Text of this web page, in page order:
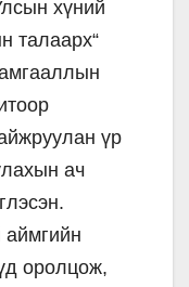
хүний
талаарх“
үр
ач
аймгийн
оролцож,